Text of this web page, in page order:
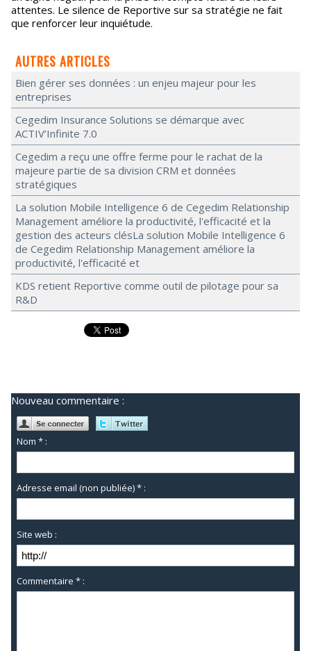
attentes. Le silence de Reportive sur sa stratégie ne fait
que renforcer leur inquiétude.
AUTRES ARTICLES
Bien gérer ses données : un enjeu majeur pour les
entreprises
Cegedim Insurance Solutions se démarque avec
ACTIV’Infinite 7.0
Cegedim a reçu une offre ferme pour le rachat de la
majeure partie de sa division CRM et données
stratégiques
La solution Mobile Intelligence 6 de Cegedim Relationship
Management améliore la productivité, l'efficacité et la
gestion des acteurs clésLa solution Mobile Intelligence 6
de Cegedim Relationship Management améliore la
productivité, l'efficacité et
KDS retient Reportive comme outil de pilotage pour sa
R&D
Nouveau commentaire :
Nom * :
Adresse email (non publiée) * :
Site web :
Commentaire * :